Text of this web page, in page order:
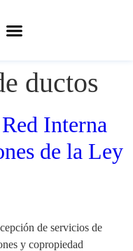
ductos
Interna
de la Ley
de servicios de
y copropiedad